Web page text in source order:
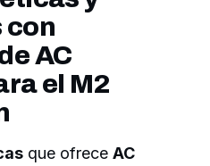
con
AC
el M2
que ofrece AC